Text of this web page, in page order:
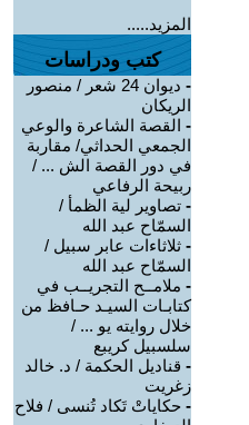
المزيد.....
كتب ودراسات
-
ديوان 24 شعر / منصور
الريكان
- القصة الشاعرة والوعي
الجمعي الحداثي/ مقاربة
في دور القصة الش ... /
ربيحة الرفاعي
- تصاوير لية الظمأ /
السمّاح عبد الله
- ثلاثاءات عابر سبيل /
السمّاح عبد الله
- ملامــح التجريــب في
كتابـات السيـد حـافظ من
خلال روايته يو ... /
سلسبيل كريبع
- قناديل الحكمة / د. خالد
زغريت
- حكاياتْ تَكاد تُنسى / فلاح